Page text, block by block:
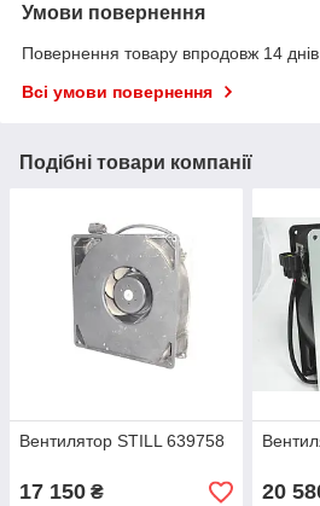
Умови повернення
Повернення товару впродовж 14
Всі умови повернення
Подібні товари компанії
Вентилятор STILL 639758
17 150 ₴ 20